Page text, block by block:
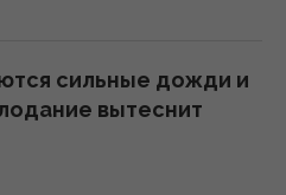
от дрона в
давление на
заставит его
сильные дожди и
вытеснит